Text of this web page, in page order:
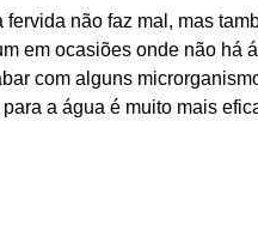
fervida não faz mal, mas
em ocasiões onde não há
com alguns
a água é muito mais